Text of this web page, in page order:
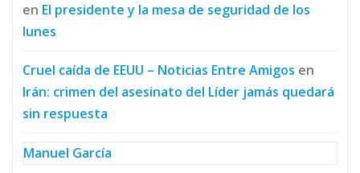
en El presidente y la mesa de seguridad de los
lunes
Cruel caída de EEUU – Noticias Entre Amigos en
Irán: crimen del asesinato del Líder jamás quedará
sin respuesta
Manuel García